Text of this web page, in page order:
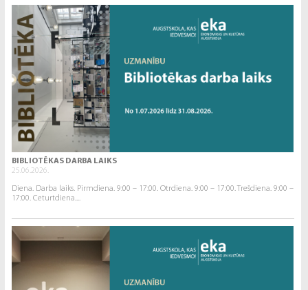
BIBLIOTĒKAS DARBA LAIKS
25.06.2026.
Diena. Darba laiks. Pirmdiena. 9:00 – 17:00. Otrdiena. 9:00 – 17:00. Trešdiena. 9:00 –
17:00. Ceturtdiena....